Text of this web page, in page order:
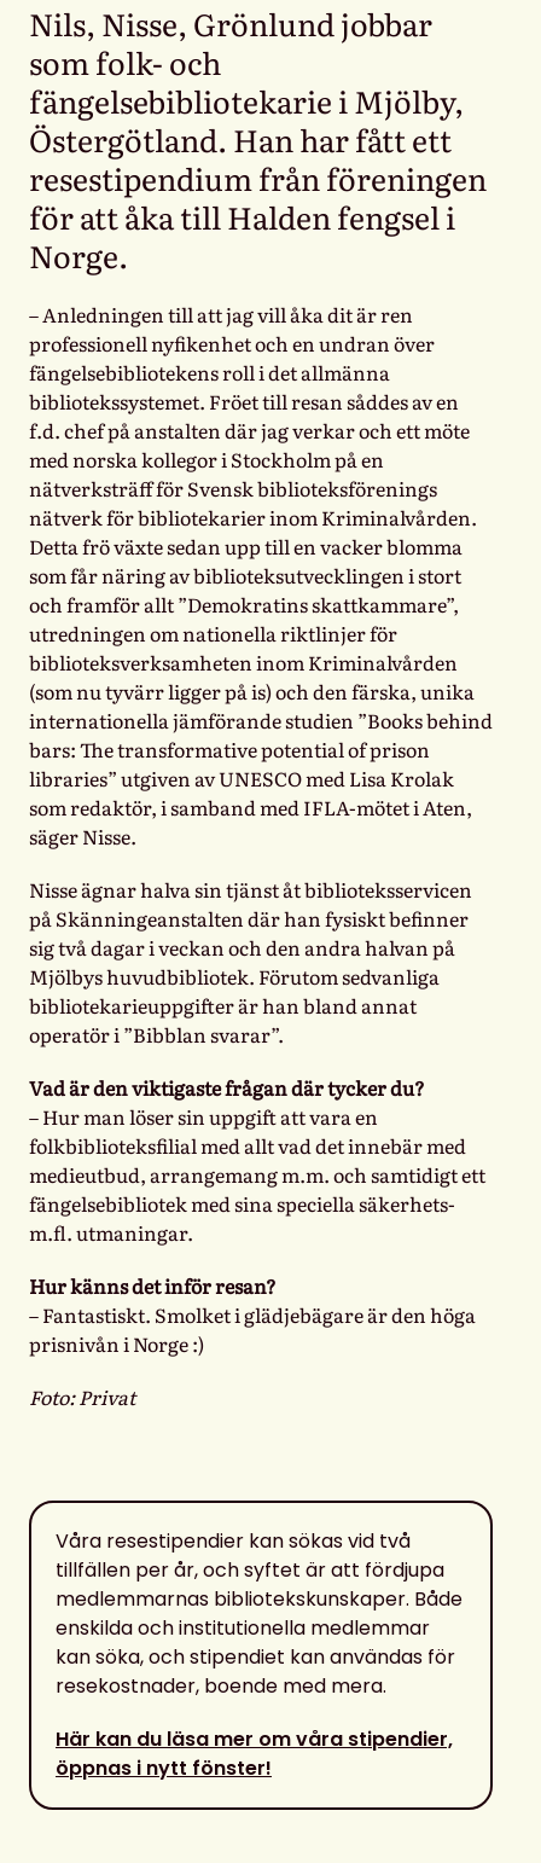
Nils, Nisse, Grönlund jobbar
som folk- och
fängelsebibliotekarie i Mjölby,
Östergötland. Han har fått ett
resestipendium från föreningen
för att åka till Halden fengsel i
Norge.
– Anledningen till att jag vill åka dit är ren
professionell nyfikenhet och en undran över
fängelsebibliotekens roll i det allmänna
bibliotekssystemet. Fröet till resan såddes av en
f.d. chef på anstalten där jag verkar och ett möte
med norska kollegor i Stockholm på en
nätverksträff för Svensk biblioteksförenings
nätverk för bibliotekarier inom Kriminalvården.
Detta frö växte sedan upp till en vacker blomma
som får näring av biblioteksutvecklingen i stort
och framför allt ”Demokratins skattkammare”,
utredningen om nationella riktlinjer för
biblioteksverksamheten inom Kriminalvården
(som nu tyvärr ligger på is) och den färska, unika
internationella jämförande studien ”Books behind
bars: The transformative potential of prison
libraries” utgiven av UNESCO med Lisa Krolak
som redaktör, i samband med IFLA-mötet i Aten,
säger Nisse.
Nisse ägnar halva sin tjänst åt biblioteksservicen
på Skänningeanstalten där han fysiskt befinner
sig två dagar i veckan och den andra halvan på
Mjölbys huvudbibliotek. Förutom sedvanliga
bibliotekarieuppgifter är han bland annat
operatör i ”Bibblan svarar”.
Vad är den viktigaste frågan där tycker du?
– Hur man löser sin uppgift att vara en
folkbiblioteksfilial med allt vad det innebär med
medieutbud, arrangemang m.m. och samtidigt ett
fängelsebibliotek med sina speciella säkerhets-
m.fl. utmaningar.
Hur känns det inför resan?
– Fantastiskt. Smolket i glädjebägare är den höga
prisnivån i Norge :)
Foto: Privat
Våra resestipendier kan sökas vid två
tillfällen per år, och syftet är att fördjupa
medlemmarnas bibliotekskunskaper. Både
enskilda och institutionella medlemmar
kan söka, och stipendiet kan användas för
resekostnader, boende med mera.
Här kan du läsa mer om våra stipendier,
öppnas i nytt fönster!